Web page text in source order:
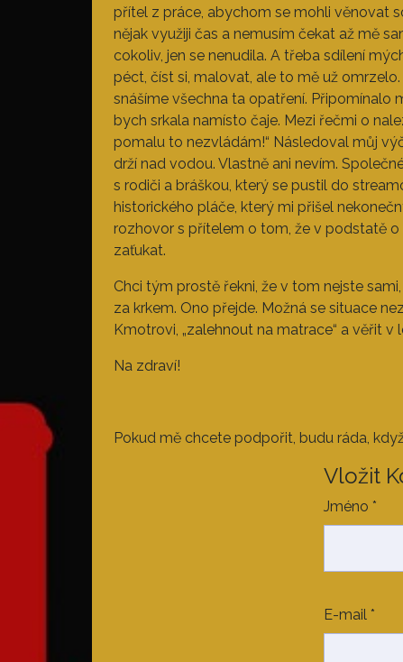
přítel z práce, abychom se mohli věnovat
nějak využiji čas a nemusím čekat až mě
cokoliv, jen se nenudila. A třeba sdílení
péct, číst si, malovat, ale to mě už
snášíme všechna ta opatření. Připomínalo
bych srkala namísto čaje. Mezi řečmi o
pomalu to nezvládám!“ Následoval můj
drží nad vodou. Vlastně ani nevím.
s rodiči a bráškou, který se pustil do
historického pláče, který mi přišel
rozhovor s přítelem o tom, že v podstatě o
zaťukat.
Chci tým prostě řekni, že v tom nejste
za krkem. Ono přejde. Možná se situace
Kmotrovi, „zalehnout na matrace“ a věřit v
Na zdraví!
Pokud mě chcete podpořit, budu ráda,
Vložit
Jméno *
E-mail *